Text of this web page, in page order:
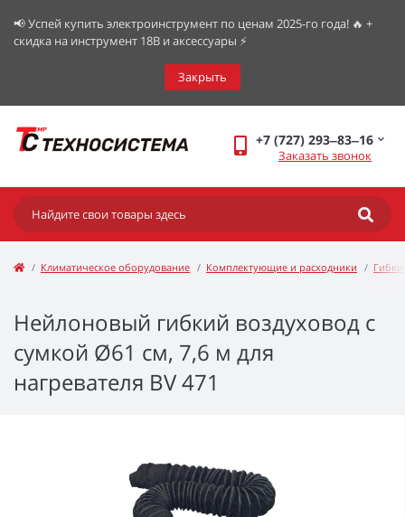
📢 Успей купить электроинструмент по ценам 2025-го года! 🔥 +
скидка на инструмент 18В и аксессуары ⚡️
Закрыть
+7 (727) 293‒83‒16
Заказать звонок
Климатическое оборудование Комплектующие и расходники
Нейлоновый гибкий воздуховод с
сумкой Ø61 см, 7,6 м для
нагревателя BV 471